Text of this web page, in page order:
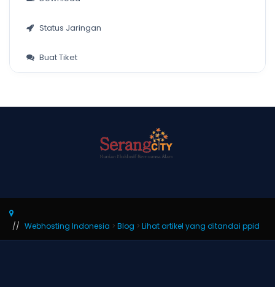
Status Jaringan
Buat Tiket
Webhosting Indonesia > Blog > Lihat artikel yang ditandai ppid